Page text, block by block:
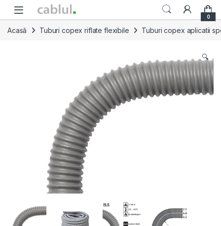
Skip to navigation
Skip to content
0
Acasă Tuburi copex riflate flexibile Tuburi copex aplicatii
🔍